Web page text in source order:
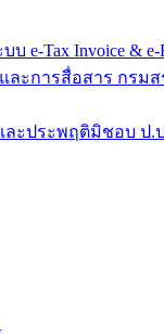
e-Tax Invoice & e-
ละการสื่อสาร กรมส
ละประพฤติมิชอบ ป.